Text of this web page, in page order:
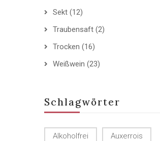
Sekt (12)
Traubensaft (2)
Trocken (16)
Weißwein (23)
Schlagwörter
Alkoholfrei Auxerrois